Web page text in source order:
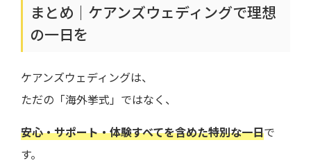
まとめ｜ケアンズウェディングで理想
の一日を
ケアンズウェディングは、
ただの「海外挙式」ではなく、
安心・サポート・体験すべてを含めた特別な一日で
す。